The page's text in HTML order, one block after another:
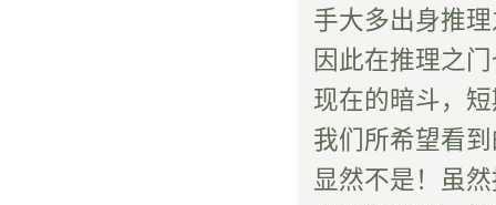
手大多出身推
因此在推理之
现在的暗斗，
我们所希望看
显然不是！虽